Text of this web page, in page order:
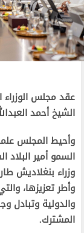
عقد مجلس الوزراء
الشيخ أحمد
وأحيط المجلس
السمو أمير
وزراء بنغلاديش
وأطر تعزيزها،
والدولية وتبادل
المشترك.